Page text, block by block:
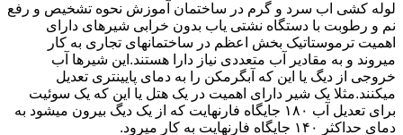
لوله کشی اب سرد و گرم در ساختمان آموزش نحوه تشخیص و رفع
نم و رطوبت با دستگاه نشتی یاب بدون خرابی شیرهای دارای
اهمیت ترموستاتیک بخش اعظم در ساختمانهای تجاری به کار
میروند و به مقادیر آب متعددی نیاز دارا هستند.این شیرها آب
خروجی از دیگ یا این که آبگرمکن را به دمای پایینتری تعدیل
میکنند.مثلا یک شیر دارای اهمیت در یک هتل یا این که یک سوئیت
برای تعدیل آب ۱۸۰ جایگاه فارنهایت که از یک دیگ بیرون میشود به
دمای حداکثر ۱۴۰ جایگاه فارنهایت به کار میرود.